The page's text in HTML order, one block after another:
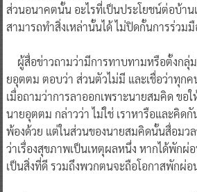
ส่วนอนาคตนั้น อะไรที่เป็นประโยชน์ต่อบ้าน
สามารถทำสิ่งเหล่านั้นได้ ไม่ปิดกั้นการร่วมมื
ผู้สื่อข่าวถามว่ามีการทาบทามหรือตั้งกลุ่ม
ยอุตตม ตอบว่า ส่วนตัวไม่มี และเชื่อว่าทุกค
เมื่อถามว่าการลาออกเพราะนายสมคิด ขอ
นายอุตตม กล่าวว่า ไม่ใช่ เราหารือและคิด
พ้องด้วย แต่ในส่วนของนายสมคิดนั้นสื่อมว
ว่าเรื่องสุขภาพเป็นเหตุผลหนึ่ง หากได้พัก
เป็นสิ่งที่ดี รวมถึงพวกตนจะถือโอกาสพักผ่อ